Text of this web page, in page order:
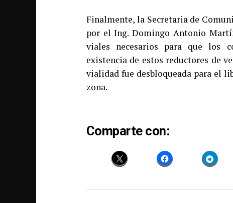
Finalmente, la Secretaria de
por el Ing. Domingo Antonio
viales necesarios para que los
existencia de estos reductores de
vialidad fue desbloqueada para el
zona.
Comparte con: